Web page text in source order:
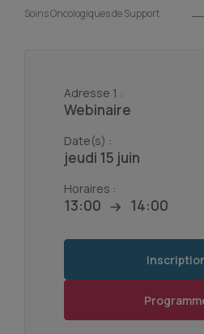
Soins Oncologiques de Support
Adresse 1 :
Webinaire
Date(s) :
jeudi 15 juin
Horaires :
13:00 14:00